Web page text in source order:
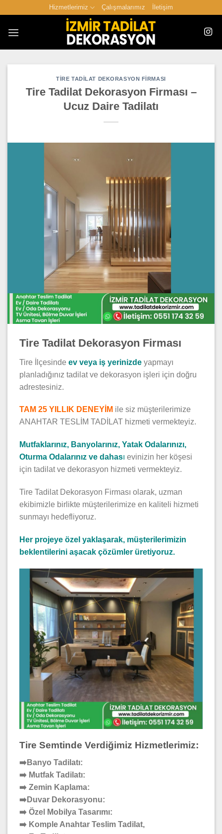
Hizmetlerimiz Çalışmalarımız İletişim
TIRE TADILAT DEKORASYON FIRMASI
Tire Tadilat Dekorasyon Firması –
Ucuz Daire Tadilatı
Tire Tadilat Dekorasyon Firması
Tire İlçesinde ev veya iş yerinizde yapmayı
planladığınız tadilat ve dekorasyon işleri için doğru
adrestesiniz.
TAM 25 YILLIK DENEYİM ile siz müşterilerimize
ANAHTAR TESLİM TADİLAT hizmeti vermekteyiz.
Mutfaklarınız, Banyolarınız, Yatak Odalarınızı,
Oturma Odalarınız ve dahası evinizin her köşesi
için tadilat ve dekorasyon hizmeti vermekteyiz.
Tire Tadilat Dekorasyon Firması olarak, uzman
ekibimizle birlikte müşterilerimize en kaliteli hizmeti
sunmayı hedefliyoruz.
Her projeye özel yaklaşarak, müşterilerimizin
beklentilerini aşacak çözümler üretiyoruz.
Tire Semtinde Verdiğimiz Hizmetlerimiz:
➡️Banyo Tadilatı:
➡️ Mutfak Tadilatı:
➡️ Zemin Kaplama:
➡️Duvar Dekorasyonu:
➡️ Özel Mobilya Tasarımı:
➡️ Komple Anahtar Teslim Tadilat,